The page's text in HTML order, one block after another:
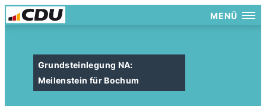
MENÜ
Grundsteinlegung NA:
Meilenstein für Bochum